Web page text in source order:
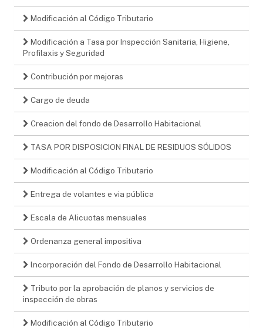
Modificación al Código Tributario
Modificación a Tasa por Inspección Sanitaria, Higiene,
Profilaxis y Seguridad
Contribución por mejoras
Cargo de deuda
Creacion del fondo de Desarrollo Habitacional
TASA POR DISPOSICION FINAL DE RESIDUOS SÓLIDOS
Modificación al Código Tributario
Entrega de volantes e via pública
Escala de Alicuotas mensuales
Ordenanza general impositiva
lncorporación del Fondo de Desarrollo Habitacional
Tributo por la aprobación de planos y servicios de
inspección de obras
Modificación al Código Tributario